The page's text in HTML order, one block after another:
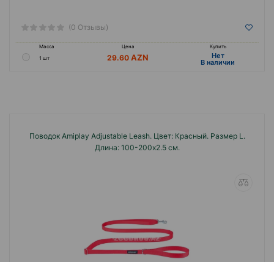
(0 Отзывы)
Масса Цена
Купить
1 шт
29.60 Hет
B наличии
Поводок Amiplay Adjustable Leash. Цвет: Красный. Размер L.
Длина: 100-200х2.5 см.